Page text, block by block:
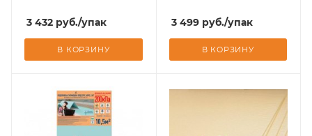
3 432 руб./упак
В КОРЗИНУ
3 499руб./упак
В КОРЗИНУ